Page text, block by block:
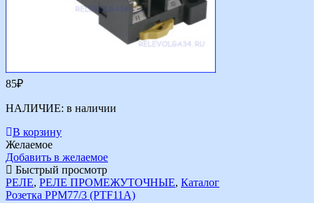
85₽
НАЛИЧИЕ: в наличии
В корзину
Желаемое
Добавить в желаемое
Быстрый просмотр
РЕЛЕ, РЕЛЕ ПРОМЕЖУТОЧНЫЕ, Каталог
Розетка РРМ77/3 (PTF11A)